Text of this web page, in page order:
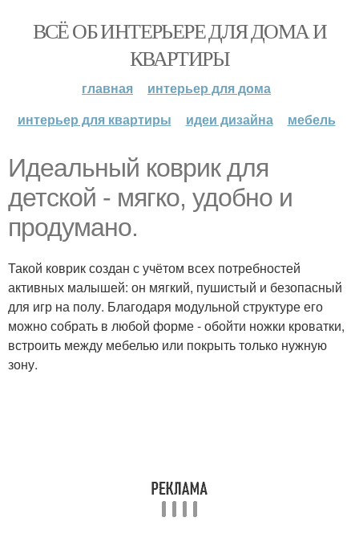
ВСЁ ОБ ИНТЕРЬЕРЕ ДЛЯ ДОМА И
КВАРТИРЫ
главная
интерьер для дома
интерьер для квартиры
идеи дизайна мебель
Идеальный коврик для
детской - мягко, удобно и
продумано.
Такой коврик создан с учётом всех потребностей
активных малышей: он мягкий, пушистый и безопасный
для игр на полу. Благодаря модульной структуре его
можно собрать в любой форме - обойти ножки кроватки,
встроить между мебелью или покрыть только нужную
зону.